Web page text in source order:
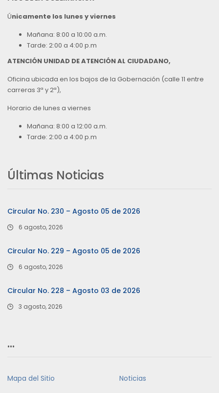
Únicamente los lunes y viernes
Mañana: 8:00 a 10:00 a.m.
Tarde: 2:00 a 4:00 p.m
ATENCIÓN UNIDAD DE ATENCIÓN AL CIUDADANO,
Oficina ubicada en los bajos de la Gobernación (calle 11 entre
carreras 3ª y 2ª),
Horario de lunes a viernes
Mañana: 8:00 a 12:00 a.m.
Tarde: 2:00 a 4:00 p.m
Últimas Noticias
Circular No. 230 – Agosto 05 de 2026
6 agosto, 2026
Circular No. 229 – Agosto 05 de 2026
6 agosto, 2026
Circular No. 228 – Agosto 03 de 2026
3 agosto, 2026
…
Mapa del Sitio
Noticias